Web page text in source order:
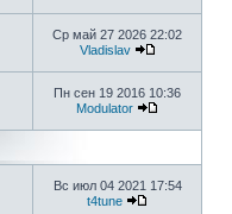
Ср май 27 2026 22:02
Vladislav
Пн сен 19 2016 10:36
Modulator
Вс июл 04 2021 17:54
t4tune